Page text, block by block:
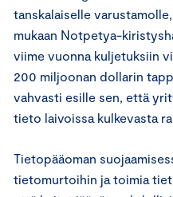
tanskalaiselle
mukaan Notpetya-
viime vuonna kuljetuksiin
200 miljoonan dollarin
vahvasti esille sen, että
tieto laivoissa kulkevasta
Tietopääoman
tietomurtoihin ja toimia